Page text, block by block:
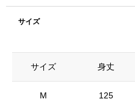
サイズ
サイズ
M
身丈
125